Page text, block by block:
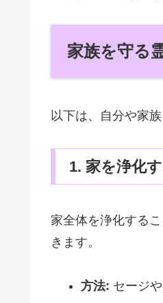
家族を守る
以下は、自分や家
1. 家を浄化
家全体を浄化する
きます。
方法: セージ